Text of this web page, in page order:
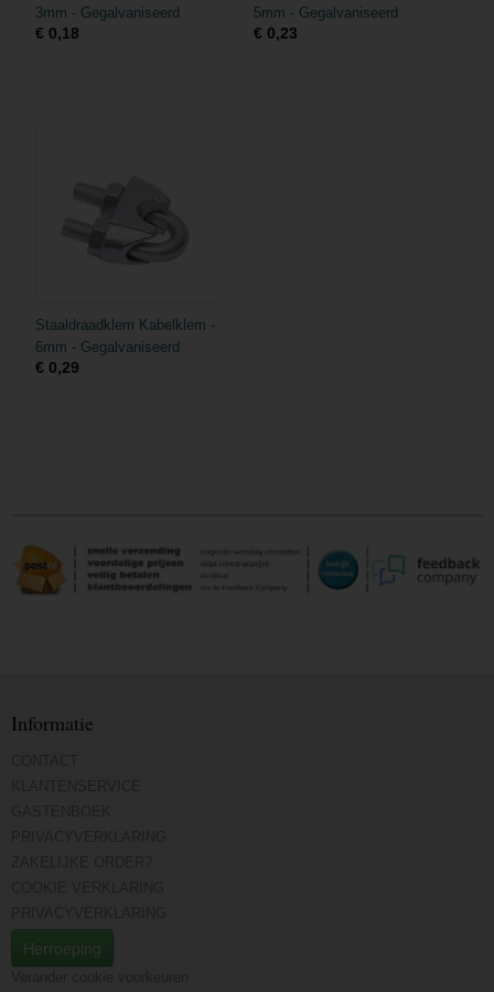
3mm - Gegalvaniseerd
€ 0,18
5mm - Gegalvaniseerd
€ 0,23
Staaldraadklem Kabelklem -
6mm - Gegalvaniseerd
€ 0,29
Informatie
Herroeping